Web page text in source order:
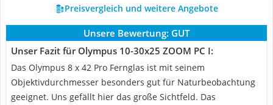
Preisvergleich und weitere Angebote
Unsere Bewertung: GUT
Unser Fazit für Olympus 10-30x25 ZOOM PC I:
Das Olympus 8 x 42 Pro Fernglas ist mit seinem
Objektivdurchmesser besonders gut für Naturbeobachtung
geeignet. Uns gefällt hier das große Sichtfeld. Das